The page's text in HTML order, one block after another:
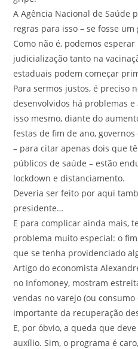
A Agência Nacional de Saúde
regras para isso – se fosse
Como não é, podemos
judicialização tanto na
estaduais podem começar
Para sermos justos, é preciso
desenvolvidos há problemas e
isso mesmo, diante do
festas de fim de ano,
– para citar apenas dois que
públicos de saúde – estão
lockdown e distanciamento.
Deveria ser feito por aqui
presidente…
E para complicar ainda mais,
problema muito especial: o
que se tenha providenciado
Artigo do economista
no Infomoney, mostram
vendas no varejo (ou
importante da recuperação
E, por óbvio, a queda que
auxílio. Sim, o programa é